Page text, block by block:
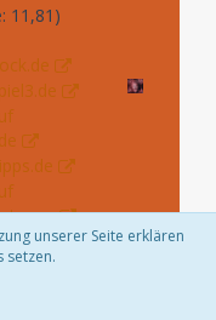
11,81)
unserer Seite erklären
setzen.